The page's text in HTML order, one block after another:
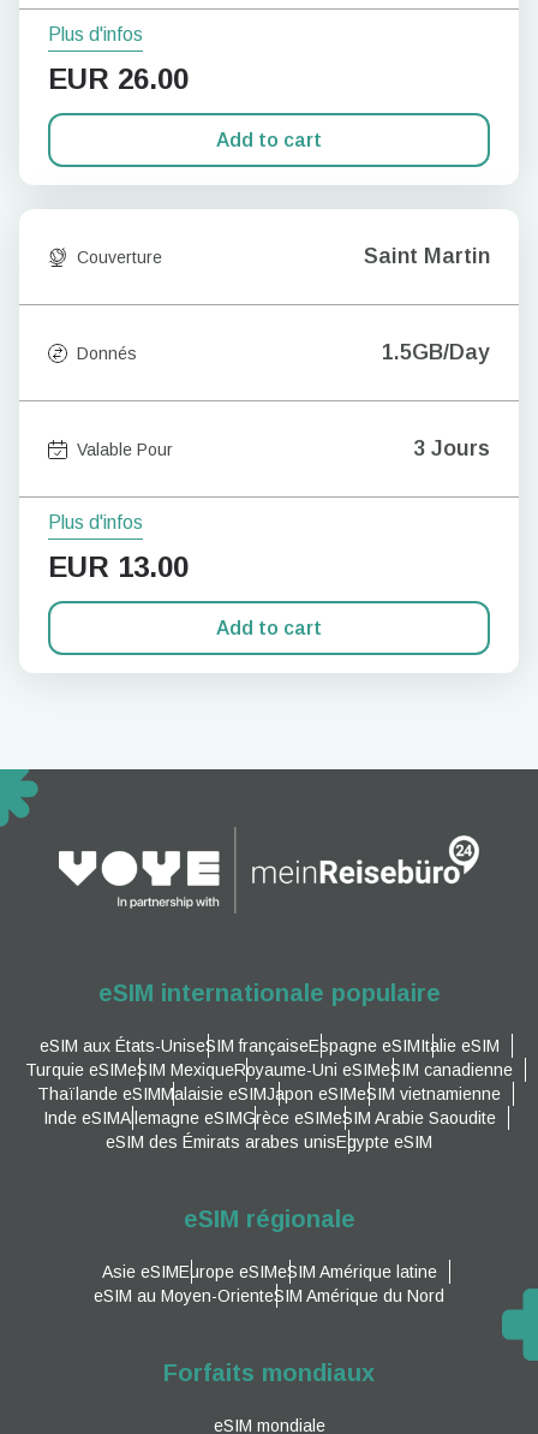
Plus d'infos
EUR 26.00
Add to cart
Couverture Saint Martin
Donnés 1.5GB/Day
Valable Pour 3 Jours
Plus d'infos
EUR 13.00
Add to cart
eSIM internationale populaire
eSIM aux États-UniseSIM françaiseEspagne eSIMItalie eSIM
Turquie eSIMeSIM MexiqueRoyaume-Uni eSIMeSIM canadienne
Thaïlande eSIMMalaisie eSIMJapon eSIMeSIM vietnamienne
Inde eSIMAllemagne eSIMGrèce eSIMeSIM Arabie Saoudite
eSIM des Émirats arabes unisEgypte eSIM
eSIM régionale
Asie eSIMEurope eSIMeSIM Amérique latine
eSIM au Moyen-OrienteSIM Amérique du Nord
Forfaits mondiaux
eSIM mondiale